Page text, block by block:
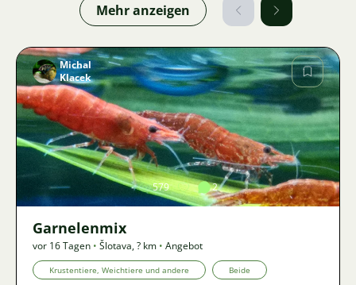
Mehr anzeigen
Bild
Michal
Klacek
579 2
Garnelenmix
vor 16 Tagen • Šlotava,? km • Angebot
Krustentiere, Weichtiere und andere Beide